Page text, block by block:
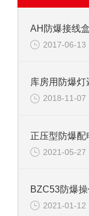
2017-06-13
库房用防爆灯
2018-11-07
正压型防爆
2021-05-27
2021-01-12